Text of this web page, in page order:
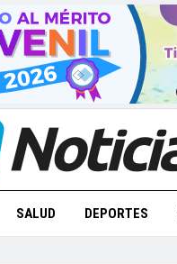
SALUD DEPORTES